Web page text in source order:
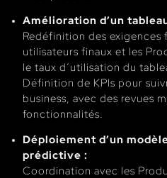
Amélioration d’un
Redéfinition des exigences
utilisateurs finaux et les
le taux d’utilisation du
Définition de KPIs pour
business, avec des revues
fonctionnalités.
Déploiement d’un
prédictive :
Coordination avec les